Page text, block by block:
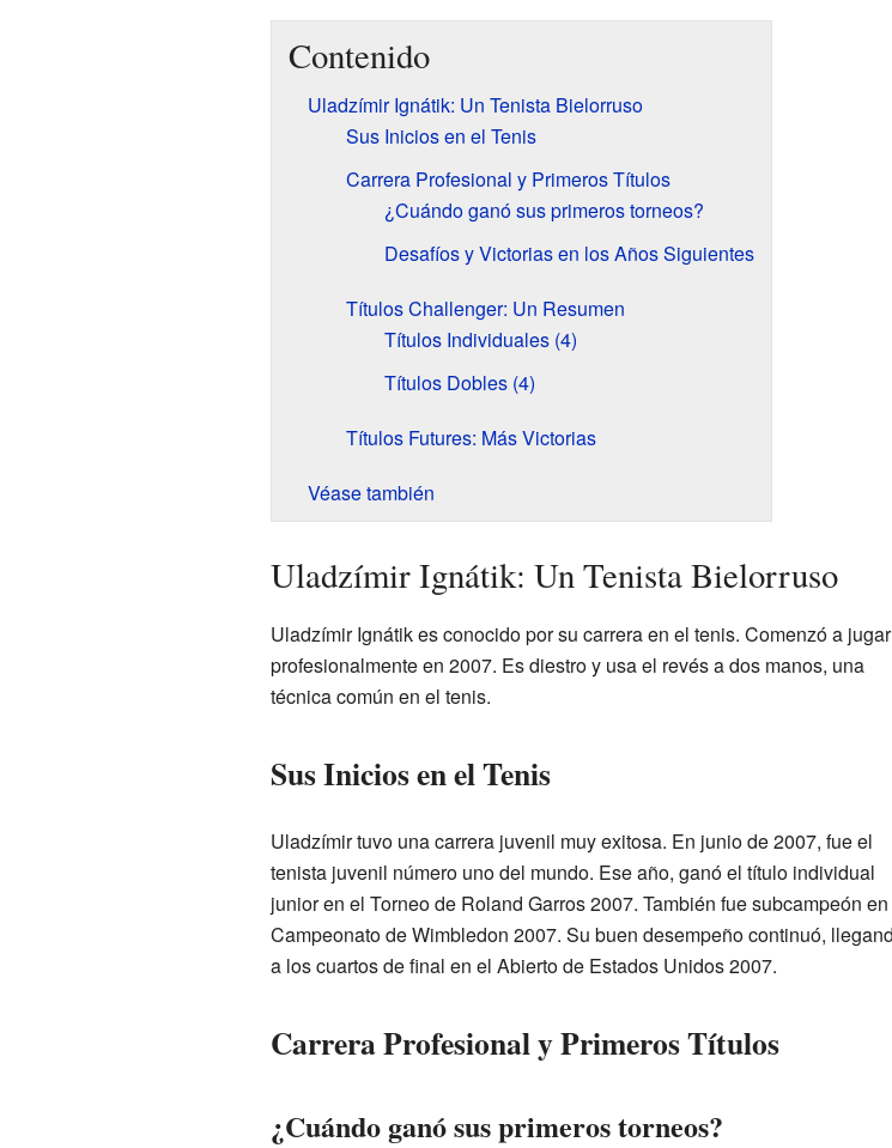
Contenido
Uladzímir Ignátik: Un Tenista Bielorruso
Sus Inicios en el Tenis
Carrera Profesional y Primeros Títulos
¿Cuándo ganó sus primeros torneos?
Desafíos y Victorias en los Años Siguientes
Títulos Challenger: Un Resumen
Títulos Individuales (4)
Títulos Dobles (4)
Títulos Futures: Más Victorias
Véase también
Uladzímir Ignátik: Un Tenista Bielorruso
Uladzímir Ignátik es conocido por su carrera en el tenis. Comenzó a jugar
profesionalmente en 2007. Es diestro y usa el revés a dos manos, una
técnica común en el tenis.
Sus Inicios en el Tenis
Uladzímir tuvo una carrera juvenil muy exitosa. En junio de 2007, fue el
tenista juvenil número uno del mundo. Ese año, ganó el título individual
junior en el Torneo de Roland Garros 2007. También fue subcampeón
Campeonato de Wimbledon 2007. Su buen desempeño continuó,
a los cuartos de final en el Abierto de Estados Unidos 2007.
Carrera Profesional y Primeros Títulos
¿Cuándo ganó sus primeros torneos?